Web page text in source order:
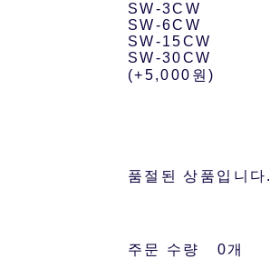
SW-3CW
SW-6CW
SW-15CW
SW-30CW
(+5,000원)
품절된 상품입니다.
주문 수량
0개